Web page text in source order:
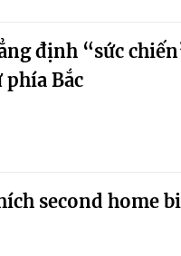
định “sức
Bắc
second home